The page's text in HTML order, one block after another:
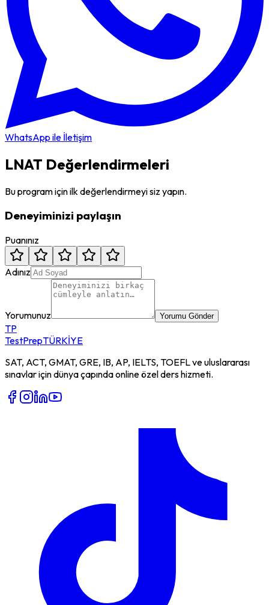
WhatsApp ile İletişim
LNAT Değerlendirmeleri
Bu program için ilk değerlendirmeyi siz yapın.
Deneyiminizi paylaşın
Puanınız
Adınız
Yorumunuz Yorumu Gönder
TP
TestPrepTÜRKİYE
SAT, ACT, GMAT, GRE, IB, AP, IELTS, TOEFL ve uluslararası
sınavlar için dünya çapında online özel ders hizmeti.